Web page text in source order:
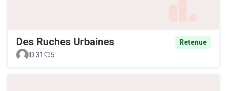
Des Ruches Urbaines
Retenue
ID.31
5